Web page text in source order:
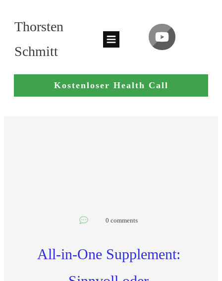
Thorsten
Schmitt
Kostenloser Health Call
0 comments
All-in-One Supplement: